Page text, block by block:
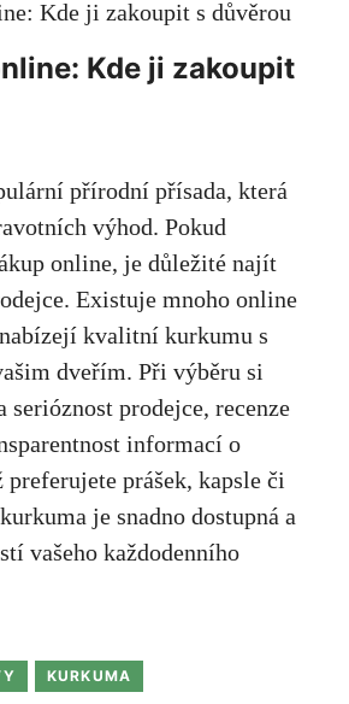
Kde ji zakoupit
přírodní přísada, která
výhod. Pokud
online, je důležité najít
Existuje mnoho online
kvalitní kurkumu s
dveřím. Při výběru si
serióznost prodejce, recenze
informací o
prášek, kapsle či
je snadno dostupná a
vašeho každodenního
KURKUMA